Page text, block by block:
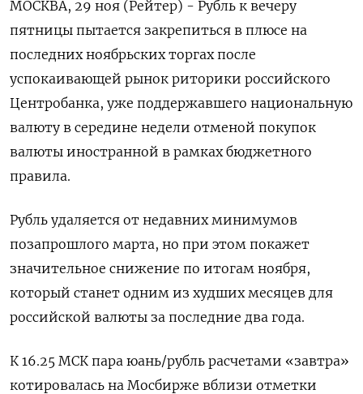
МОСКВА, 29 ноя (Рейтер) - Рубль к вечеру
пятницы пытается закрепиться в плюсе на
последних ноябрьских торгах после
успокаивающей рынок риторики российского
Центробанка, уже поддержавшего национальную
валюту в середине недели отменой покупок
валюты иностранной в рамках бюджетного
правила.
Рубль удаляется от недавних минимумов
позапрошлого марта, но при этом покажет
значительное снижение по итогам ноября,
который станет одним из худших месяцев для
российской валюты за последние два года.
К 16.25 МСК пара юань/рубль расчетами «завтра»
котировалась на Мосбирже вблизи отметки